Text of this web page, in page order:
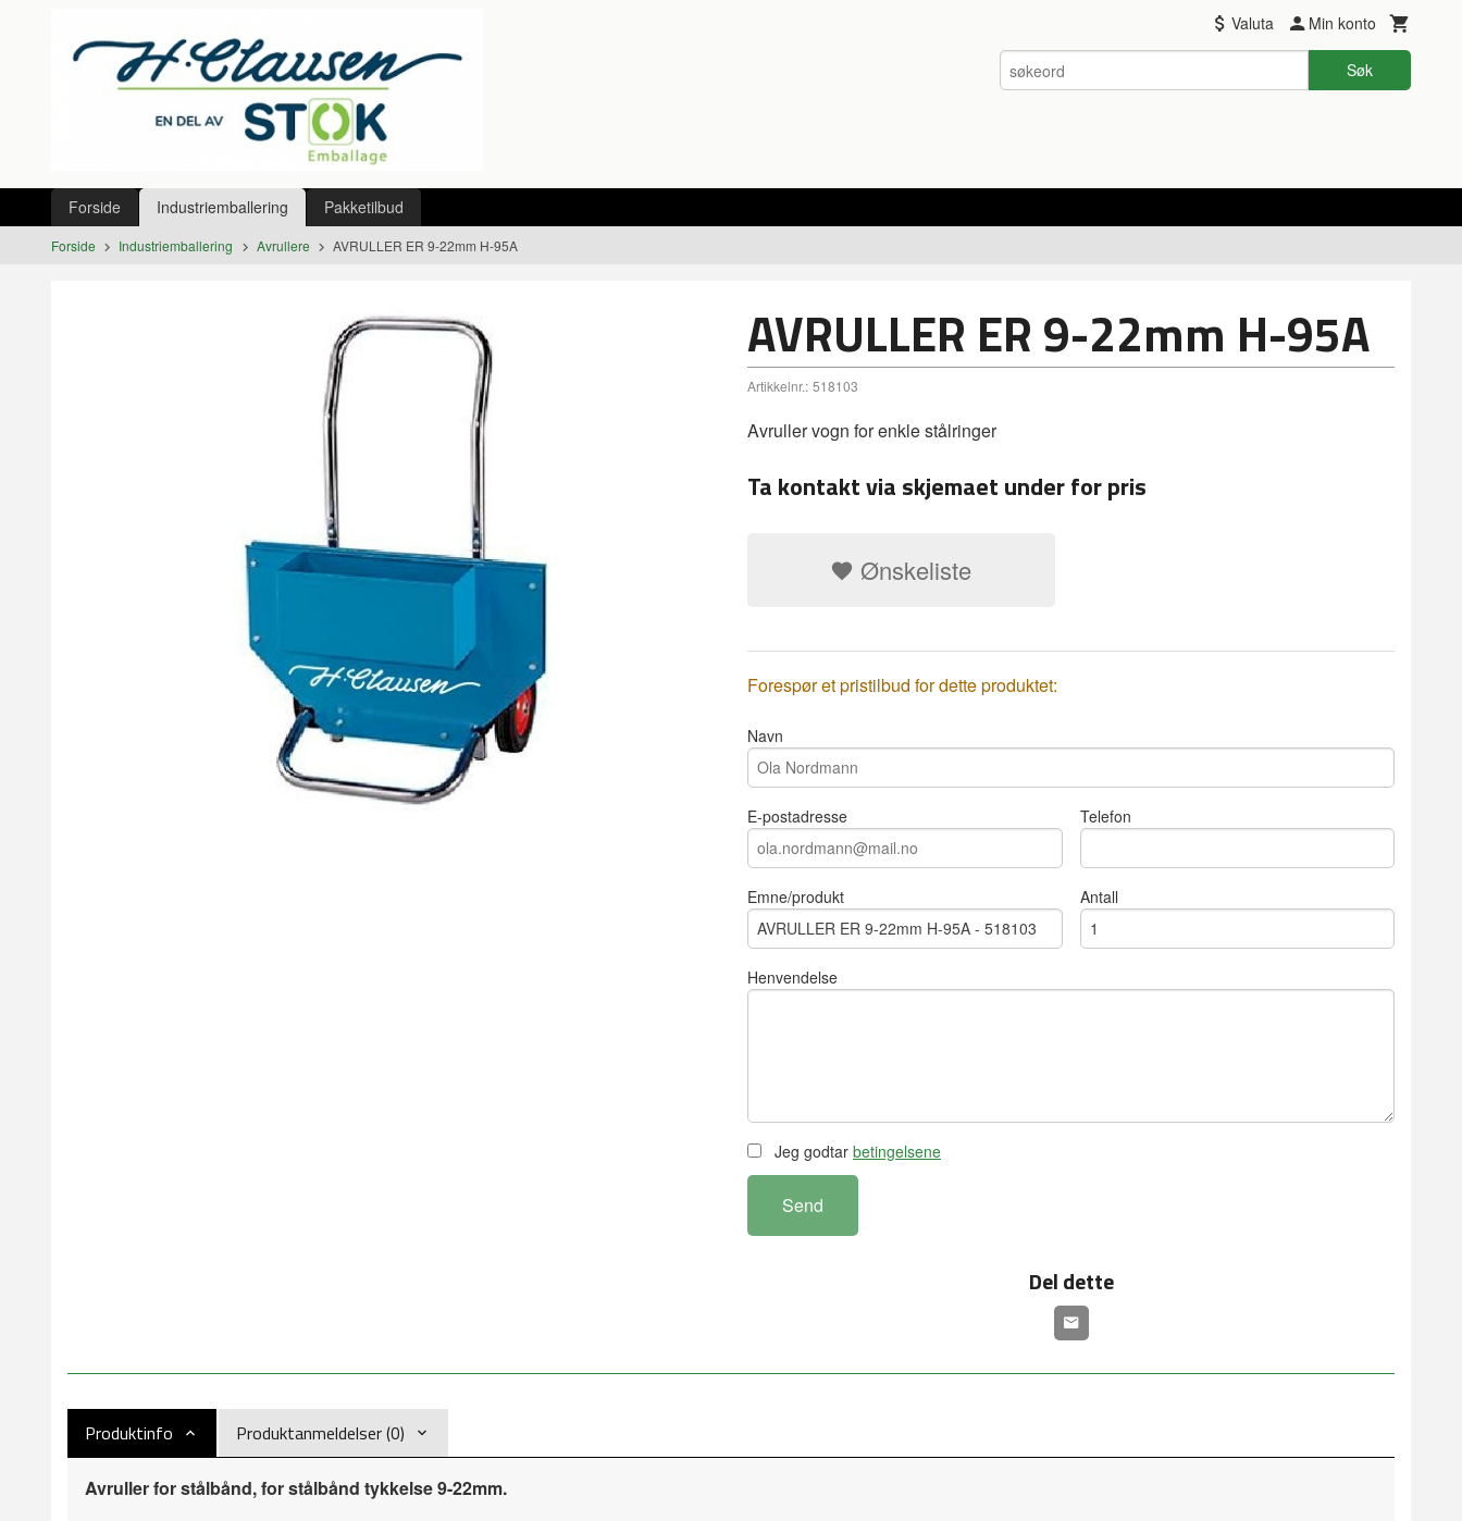
Valuta Min konto
Søk
Produkter
Forside Industriemballering Pakketilbud
Forside Industriemballering Avrullere AVRULLER ER 9-22mm H-95A
AVRULLER ER 9-22mm H-95A
Artikkelnr.: 518103
Avruller vogn for enkle stålringer
Ta kontakt via skjemaet under for pris
Ønskeliste
Forespør et pristilbud for dette produktet:
Navn
E-postadresse Telefon
Emne/produkt Antall
Henvendelse
Jeg godtar betingelsene
Send
Del dette
Produktinfo Produktanmeldelser (0)
Avruller for stålbånd, for stålbånd tykkelse 9-22mm.